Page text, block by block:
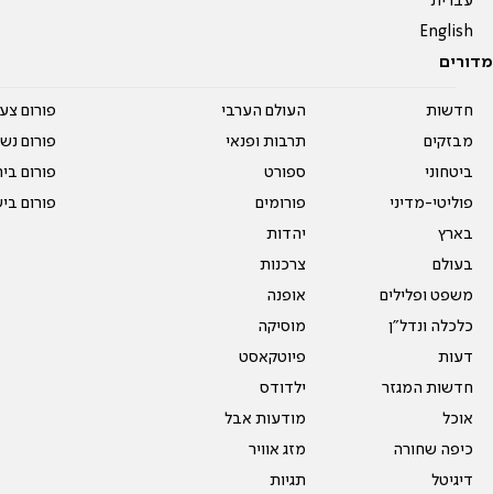
English
מדורים
חדשות
מבזקים
ביטחוני
פוליטי-מדיני
בארץ
בעולם
משפט ופלילים
כלכלה ונדל"ן
דעות
חדשות המגזר
אוכל
כיפה שחורה
דיגיטל
העולם הערבי
תרבות ופנאי
ספורט
פורומים
יהדות
צרכנות
אופנה
מוסיקה
פיוטקאסט
ילדודס
מודעות אבל
מזג אוויר
תגיות
פורום
פורום
פורום
פורום